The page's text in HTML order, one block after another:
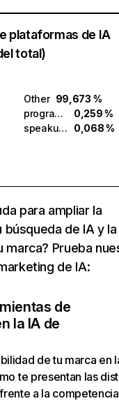
plataformas de IA
total)
Other 99,673 %
programmaticx.ai
0,259 %
speakup.ai
0,068 %
para ampliar la
de IA y la
marca? Prueba
de IA:
de
la IA de
de tu marca en
te presentan las
a la competencia